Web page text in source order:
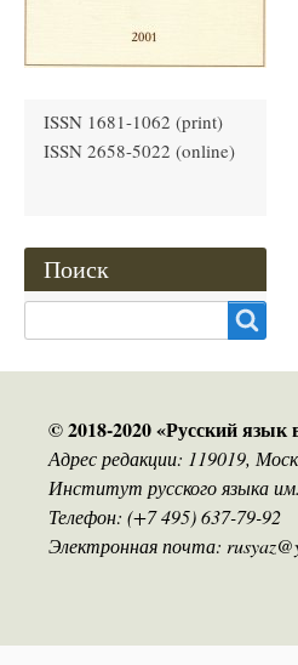
ISSN 1681-1062 (print)
ISSN 2658-5022 (online)
Поиск
© 2018-2020 «Русский
Адрес редакции: 119019,
Институт русского языка
Телефон: (+7 495) 637-79-92
Электронная почта: